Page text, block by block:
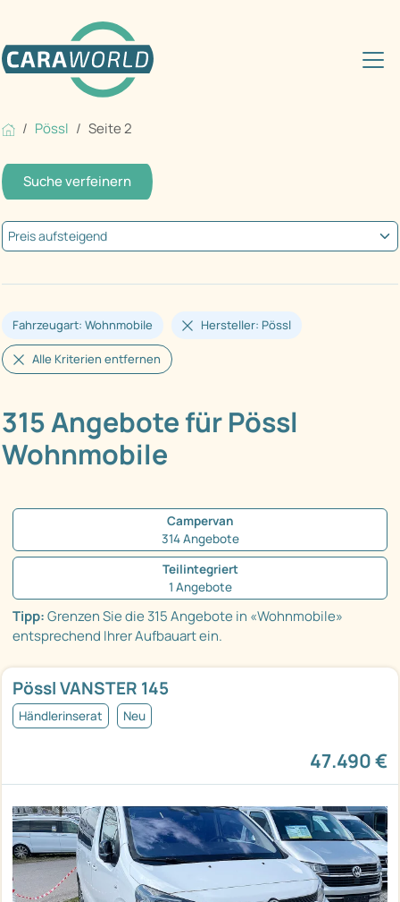
Pössl Seite 2
Suche verfeinern
Fahrzeugart: Wohnmobile Hersteller: Pössl
Alle Kriterien entfernen
315 Angebote für Pössl
Wohnmobile
Campervan
314 Angebote
Teilintegriert
1 Angebote
Tipp:Grenzen Sie die 315 Angebote in «Wohnmobile»
entsprechend Ihrer Aufbauart ein.
Pössl VANSTER 145
Händlerinserat Neu
47.490 €